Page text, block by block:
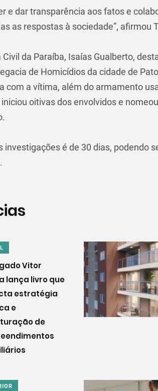
e dar transparência aos fatos e
as respostas à sociedade”, afirmou
da Paraíba, Isaías Gualberto,
de Homicídios da cidade de
com a vítima, além do armamento
oitivas dos envolvidos e
investigações é de 30 dias, podendo
Vitor
lança livro que
estratégia
e
de